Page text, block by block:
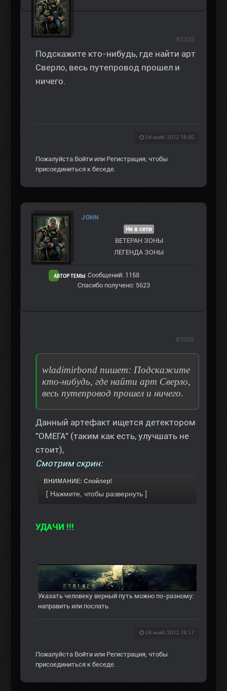
Подскажите кто-нибудь, где найти арт
Сверло, весь путепровод прошел и
ничего.
04 нояб 2012 18:05
#3333
Пожалуйста Войти или Регистрация , чтобы
присоединиться к беседе.
JOHN
АВТОР ТЕМЫ
Не в сети
ВЕТЕРАН ЗOНЫ
ЛЕГЕНДА ЗОНЫ
Сообщений: 1158
Спасибо получено: 5623
wladimirbond пишет: Подскажите
кто-нибудь, где найти арт Сверло,
весь путепровод прошел и ничего.
Данный артефакт ищется детектором
"ОМЕГА" (таким как есть, улучшать не
стоит),
Смотрим скрин:
ВНИМАНИЕ: Спойлер!
УДАЧИ !!!
Указать человеку верный путь можно по-разному:
направить или послать.
04 нояб 2012 18:17
#3335
Пожалуйста Войти или Регистрация, чтобы
присоединиться к беседе.